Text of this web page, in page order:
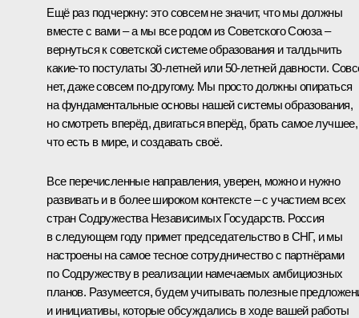
Ещё раз подчеркну: это совсем не значит, что мы должны
вместе с вами – а мы все родом из Советского Союза –
вернуться к советской системе образования и талдычить
какие-то постулаты 30-летней или 50-летней давности.
нет, даже совсем по-другому. Мы просто должны опираться
на фундаментальные основы нашей системы образования,
но смотреть вперёд, двигаться вперёд, брать самое лучшее,
что есть в мире, и создавать своё.
Все перечисленные направления, уверен, можно и нужно
развивать и в более широком контексте – с участием всех
стран Содружества Независимых Государств. Россия
в следующем году примет председательство в СНГ, и мы
настроены на самое тесное сотрудничество с партнёрами
по Содружеству в реализации намечаемых амбициозных
планов. Разумеется, будем учитывать полезные
и инициативы, которые обсуждались в ходе вашей работы